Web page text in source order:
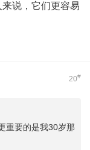
说，它们更容易
20#
重要的是我30岁那